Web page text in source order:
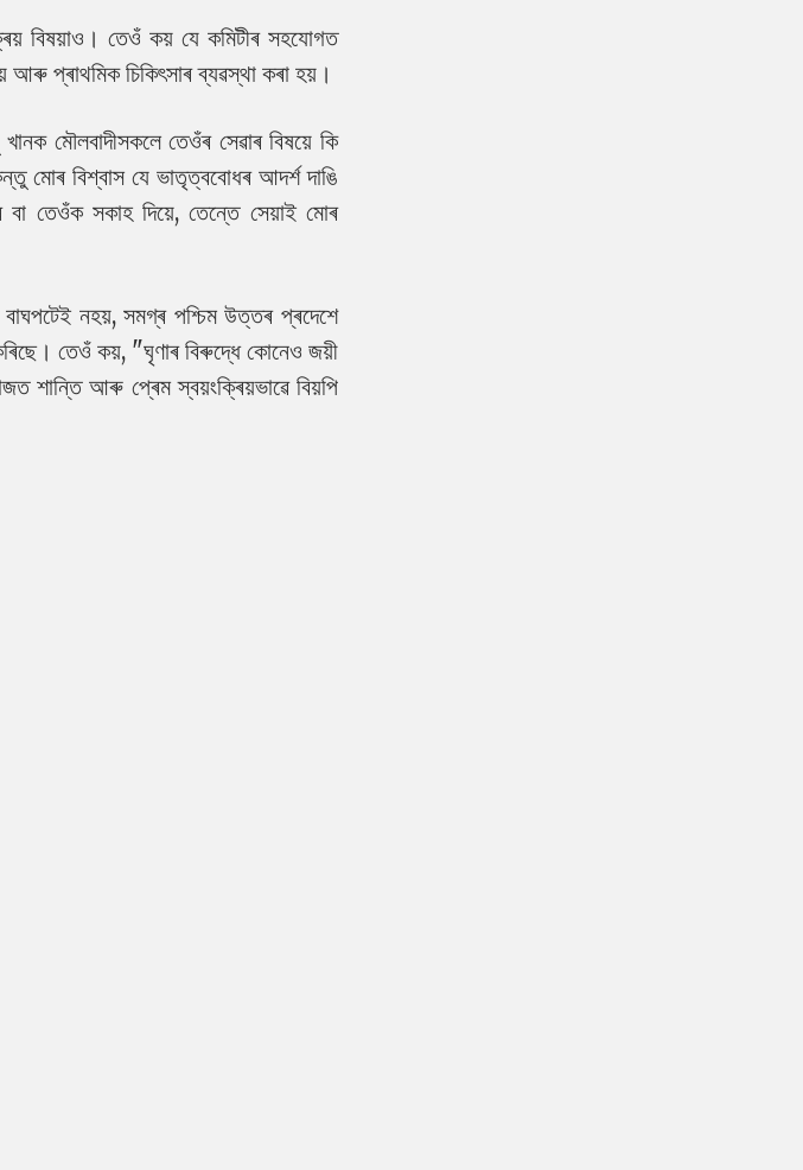
বিষয়াও। তেওঁ কয় যে কমিটীৰ সহযোগত
আৰু প্ৰাথমিক চিকিৎসাৰ ব্যৱস্থা কৰা হয়।
মৌলবাদীসকলে তেওঁৰ সেৱাৰ বিষয়ে কি
মোৰ বিশ্বাস যে ভাতৃত্ববোধৰ আদৰ্শ দাঙি
তেওঁক সকাহ দিয়ে, তেন্তে সেয়াই মোৰ
বাঘপটেই নহয়, সমগ্ৰ পশ্চিম উত্তৰ প্ৰদেশে
তেওঁ কয়, "ঘৃণাৰ বিৰুদ্ধে কোনেও জয়ী
শান্তি আৰু প্ৰেম স্বয়ংক্ৰিয়ভাৱে বিয়পি